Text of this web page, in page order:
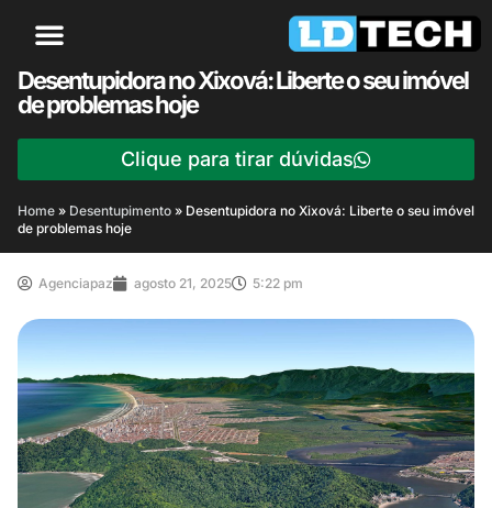
Desentupidora no Xixová: Liberte o seu imóvel
de problemas hoje
Clique para tirar dúvidas
Home » Desentupimento » Desentupidora no Xixová: Liberte o seu imóvel
de problemas hoje
Agenciapaz agosto 21, 2025 5:22 pm